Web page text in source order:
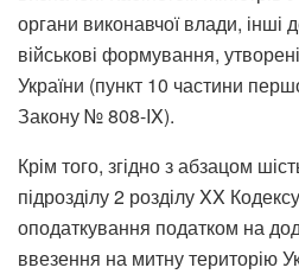
органи виконавчої влади, інші
військові формування,
України (пункт 10 частини
Закону № 808-IX).
Крім того, згідно з абзацом
підрозділу 2 розділу XX
оподаткування податком на
ввезення на митну територію